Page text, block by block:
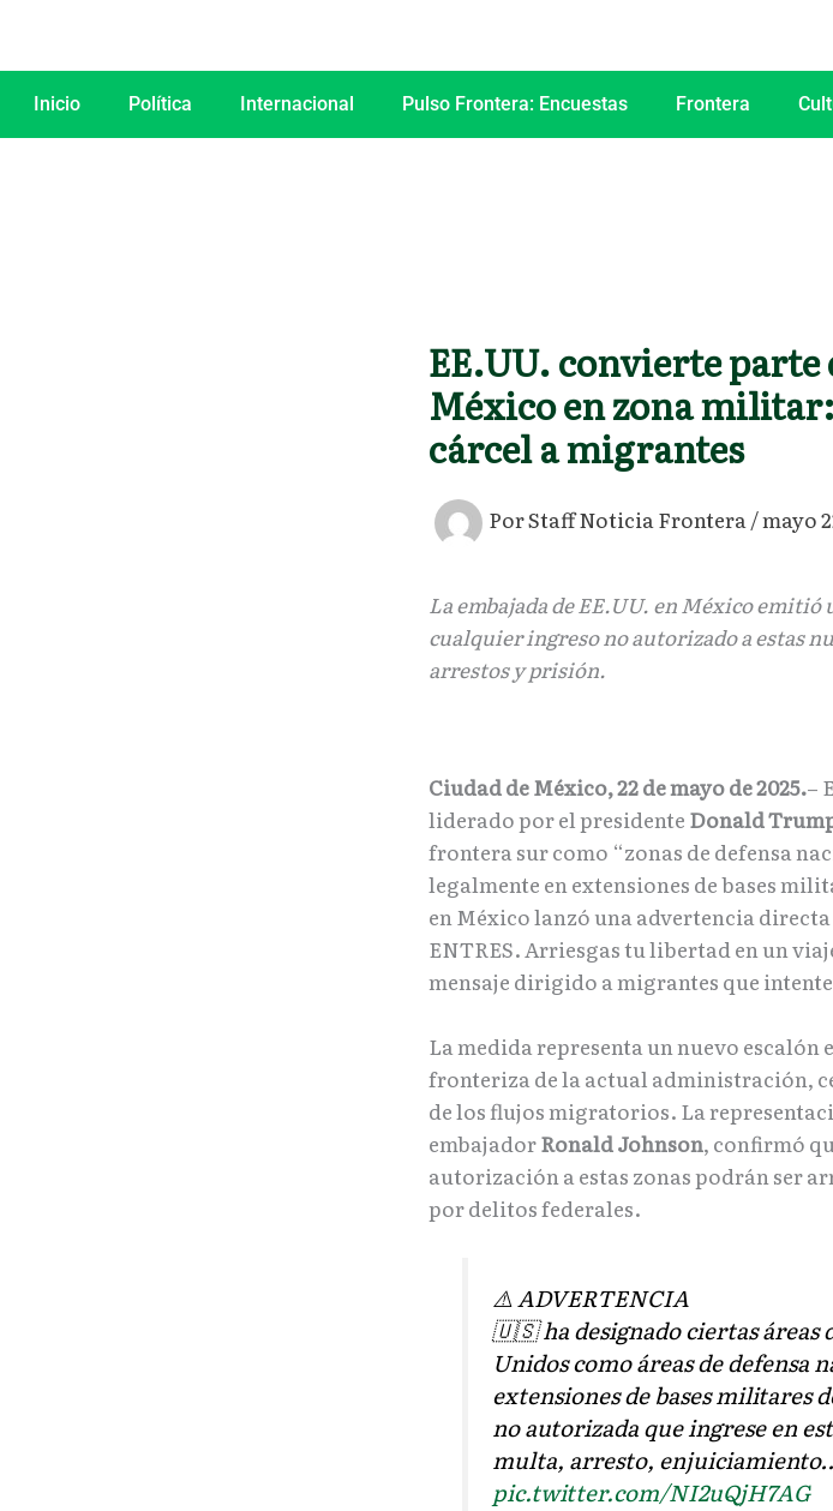
contenido
Inicio Política Internacional Pulso Frontera: Encuestas Frontera
EE.UU. convierte
México en zona
cárcel a migrantes
PorStaff Noticia Frontera/mayo
La embajada de EE.UU. en México
cualquier ingreso no autorizado a estas
arrestos y prisión.
Ciudad de México, 22 de mayo de 2025.–
liderado por el presidente Donald
frontera sur como “zonas de defensa
legalmente en extensiones de bases
en México lanzó una advertencia directa
ENTRES. Arriesgas tu libertad en un
mensaje dirigido a migrantes que
La medida representa un nuevo escalón
fronteriza de la actual administración,
de los flujos migratorios. La
embajadorRonald Johnson, confirmó
autorización a estas zonas podrán ser
por delitos federales.
⚠️ ADVERTENCIA
🇺🇸 ha designado ciertas áreas
Unidos como áreas de defensa
extensiones de bases
no autorizada que ingrese en
multa, arresto,
pic.twitter.com/NI2uQjH7AG